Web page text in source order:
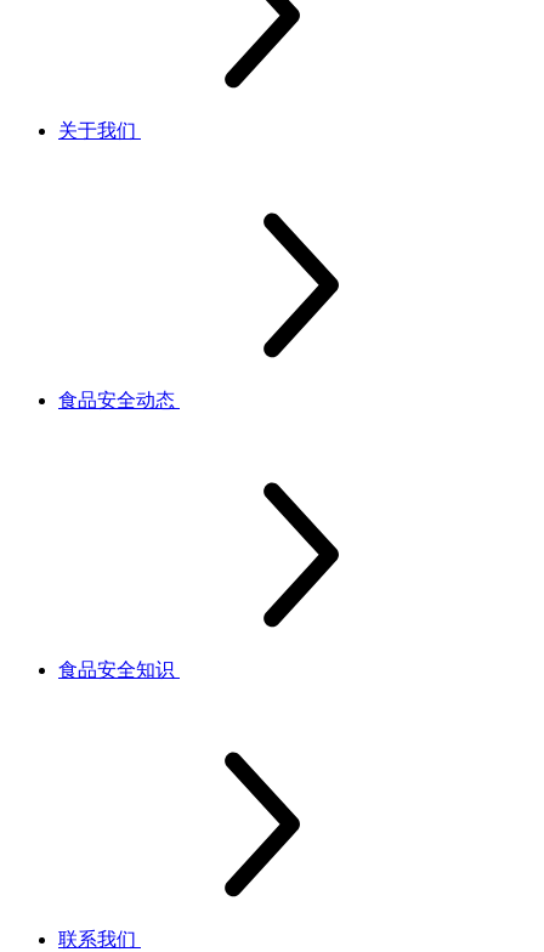
关于我们
食品安全动态
食品安全知识
联系我们